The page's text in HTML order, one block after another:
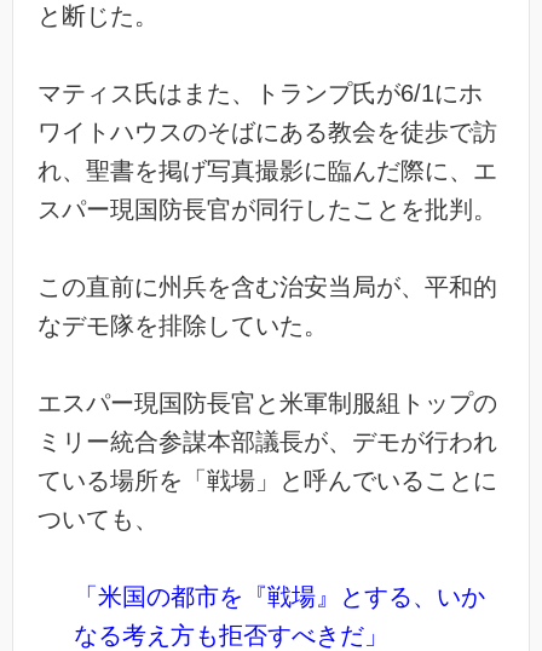
と断じた。
マティス氏はまた、トランプ氏が6/1にホ
ワイトハウスのそばにある教会を徒歩で訪
れ、聖書を掲げ写真撮影に臨んだ際に、エ
スパー現国防長官が同行したことを批判。
この直前に州兵を含む治安当局が、平和的
なデモ隊を排除していた。
エスパー現国防長官と米軍制服組トップの
ミリー統合参謀本部議長が、デモが行われ
ている場所を「戦場」と呼んでいることに
ついても、
「米国の都市を『戦場』とする、いか
なる考え方も拒否すべきだ」